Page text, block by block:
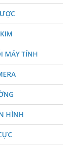
MÁY TÍNH
HÌNH